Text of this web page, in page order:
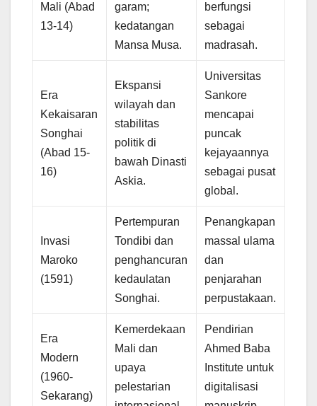
Mali (Abad
13-14)
garam;
kedatangan
Mansa Musa.
berfungsi
sebagai
madrasah.
Era
Kekaisaran
Songhai
(Abad 15-
16)
Ekspansi
wilayah dan
stabilitas
politik di
bawah Dinasti
Askia.
Universitas
Sankore
mencapai
puncak
kejayaannya
sebagai pusat
global.
Invasi
Maroko
(1591)
Pertempuran
Tondibi dan
penghancuran
kedaulatan
Songhai.
Penangkapan
massal ulama
dan
penjarahan
perpustakaan.
Era
Modern
(1960-
Sekarang)
Kemerdekaan
Mali dan
upaya
pelestarian
Pendirian
Ahmed Baba
Institute untuk
digitalisasi